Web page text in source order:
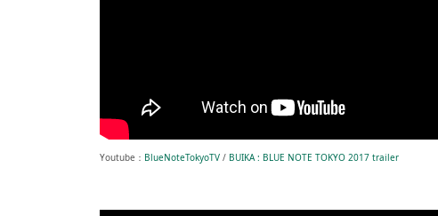
Youtube： BlueNoteTokyoTV / BUIKA : BLUE NOTE TOKYO 2017 trailer